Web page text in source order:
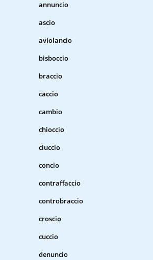
annuncio
ascio
aviolancio
bisboccio
braccio
caccio
cambio
chioccio
ciuccio
concio
contraffaccio
controbraccio
croscio
cuccio
denuncio